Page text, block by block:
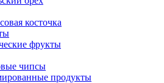
косточка
фрукты
чипсы
продукты